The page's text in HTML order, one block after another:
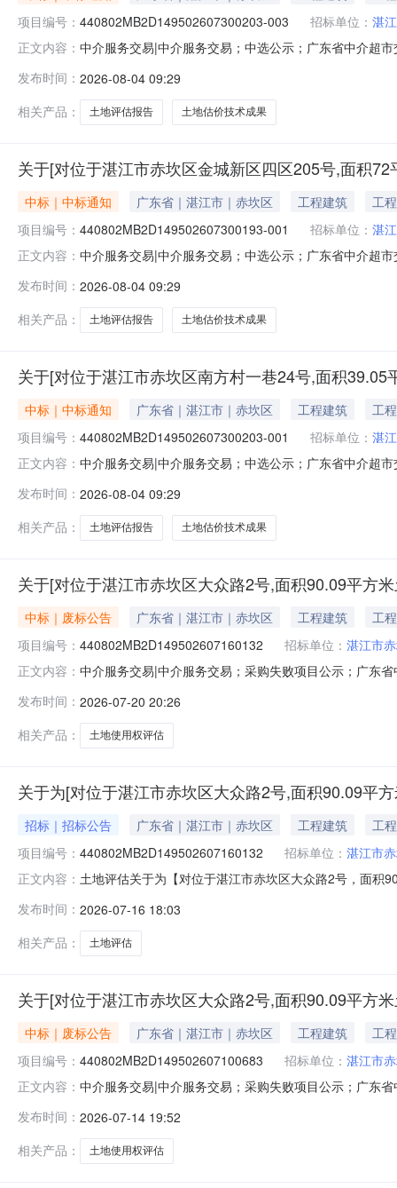
项目编号： 440802MB2D149502607300203-003 招标单位： 湛
正文内容： 中介服务交易|中介服务交易；中选公示；广东省中介超
务金额：暂不做评估与测算金额说明：本次采购服务金
〔2024〕340号
发布时间： 2026-08-04 09:29
相关产品：
土地评估报告 土地估价技术成果
关于[对位于湛江市赤坎区金城新区四区205号,面积
中标｜中标通知 广东省｜湛江市｜赤坎区 工程建筑
工程
项目编号： 440802MB2D149502607300193-001 招标单位： 湛
正文内容： 中介服务交易|中介服务交易；中选公示；广东省中介超
务金额：暂不做评估与测算金额说明：本次采购服务金
〔2024〕340号）
发布时间： 2026-08-04 09:29
相关产品：
土地评估报告 土地估价技术成果
关于[对位于湛江市赤坎区南方村一巷24号,面积
中标｜中标通知 广东省｜湛江市｜赤坎区 工程建筑
工程
项目编号： 440802MB2D149502607300203-001 招标单位： 湛
正文内容： 中介服务交易|中介服务交易；中选公示；广东省中介超
务金额：暂不做评估与测算金额说明：本次采购服务金
〔2024〕340号
发布时间： 2026-08-04 09:29
相关产品：
土地评估报告 土地估价技术成果
关于[对位于湛江市赤坎区大众路2号,面积90.09平方
中标｜废标公告 广东省｜湛江市｜赤坎区 工程建筑
工程
项目编号： 440802MB2D149502607160132 招标单位： 湛江市
正文内容： 中介服务交易|中介服务交易；采购失败项目公示；广东
系统自动置为失败项目采购失败时间：2026-07-
发布时间： 2026-07-20 20:26
相关产品：
土地使用权评估
关于为[对位于湛江市赤坎区大众路2号,面积90.09平
招标｜招标公告 广东省｜湛江市｜赤坎区 工程建筑
工程
项目编号： 440802MB2D149502607160132 招标单位： 湛江市
正文内容： 土地评估关于为【对位于湛江市赤坎区大众路2号，面积
积90.09平方米土地使用权进行出让市场价格评估。中介
发布时间： 2026-07-16 18:03
相关产品：
土地评估
关于[对位于湛江市赤坎区大众路2号,面积90.09平方
中标｜废标公告 广东省｜湛江市｜赤坎区 工程建筑
工程
项目编号： 440802MB2D149502607100683 招标单位： 湛江市
正文内容： 中介服务交易|中介服务交易；采购失败项目公示；广东
家，系统自动置为失败项目。采购失败时间：2026-07-
发布时间： 2026-07-14 19:52
相关产品：
土地使用权评估